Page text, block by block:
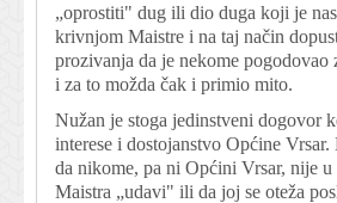
„oprostiti" dug ili dio duga koji je
krivnjom Maistre i na taj način
prozivanja da je nekome pogodovao
i za to možda čak i primio mito.
Nužan je stoga jedinstveni dogovor
interese i dostojanstvo Općine
da nikome, pa ni Općini Vrsar, nije u
Maistra „udavi" ili da joj se oteža